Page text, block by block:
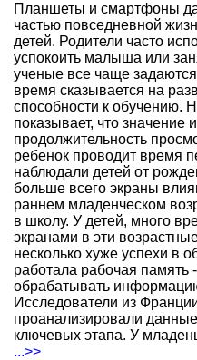
Планшеты и смартфоны
частью повседневной
детей. Родители часто
успокоить малыша или
ученые все чаще
время сказывается на
способности к обучению.
показывает, что значение
продолжительность
ребенок проводит время
наблюдали детей от
больше всего экраны
раннем младенческом
в школу. У детей, много
экранами в эти
несколько хуже успехи в
работала рабочая память
обрабатывать
Исследователи из
проанализировали
ключевых этапа. У
...>>